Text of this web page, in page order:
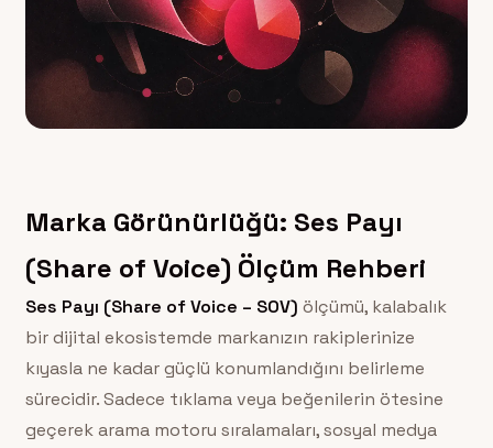
Marka Görünürlüğü: Ses Payı
(Share of Voice) Ölçüm Rehberi
Ses Payı (Share of Voice – SOV) ölçümü, kalabalık
bir dijital ekosistemde markanızın rakiplerinize
kıyasla ne kadar güçlü konumlandığını belirleme
sürecidir. Sadece tıklama veya beğenilerin ötesine
geçerek arama motoru sıralamaları, sosyal medya